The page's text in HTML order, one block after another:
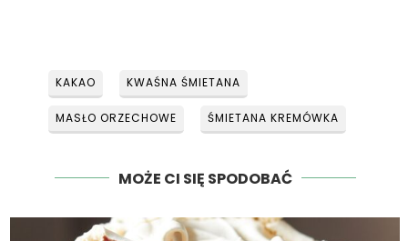
KAKAO KWAŚNA ŚMIETANA
MASŁO ORZECHOWE ŚMIETANA KREMÓWKA
MOŻE CI SIĘ SPODOBAĆ